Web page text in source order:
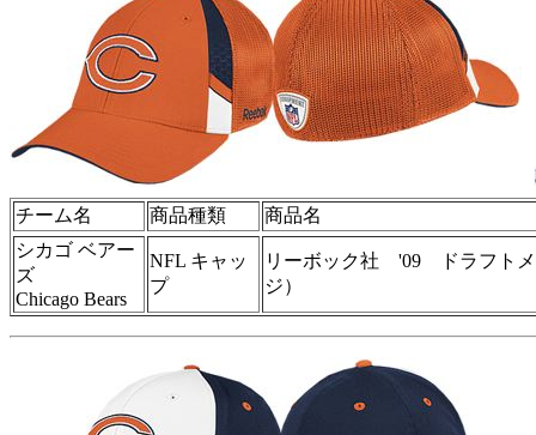
チーム名 商品種類
商品名
シカゴ ベアー
ズ
Chicago Bears
NFL キャッ
プ
リーボック社 '09 ドラフトメ
ジ）